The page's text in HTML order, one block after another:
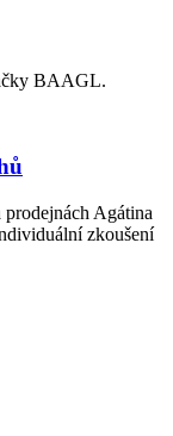
BAAGL.
Agátina
zkoušení